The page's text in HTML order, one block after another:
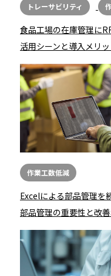
トレーサビリティ
食品工場の在庫管理に
活用シーンと導入メリ
作業工数低減
Excelによる部品管理を
部品管理の重要性と改